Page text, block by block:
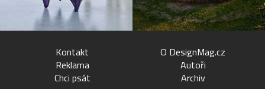
Kontakt
Reklama
Chci psát
O DesignMag.cz
Autoři
Archiv